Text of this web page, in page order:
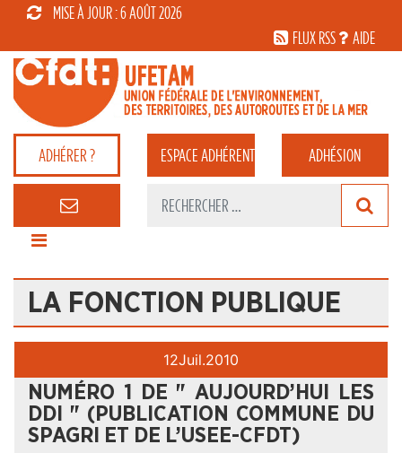
MISE À JOUR : 6 AOÛT 2026
FLUX RSS
AIDE
ADHÉRER ? ESPACEADHÉRENT ADHÉSION
LA FONCTION PUBLIQUE
12Juil.2010
NUMÉRO 1 DE " AUJOURD’HUI LES
DDI " (PUBLICATION COMMUNE DU
SPAGRI ET DE L’USEE-CFDT)